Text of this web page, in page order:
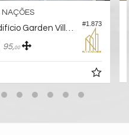
#1.873
NAÇÕES
95,00